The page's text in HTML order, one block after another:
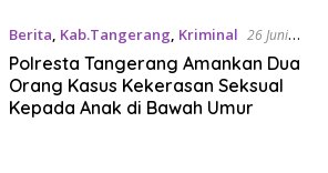
Berita, Kab.Tangerang, Kriminal 26 Juni
2026
Polresta Tangerang Amankan Dua
Orang Kasus Kekerasan Seksual
Kepada Anak di Bawah Umur